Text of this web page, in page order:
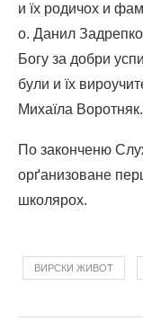
и їх родичох и
о. Данил
Богу за добри
були и їх
Михаїла Воротняк.
По законченю
орґанизоване
школярох.
ВИРСКИ ЖИВОТ